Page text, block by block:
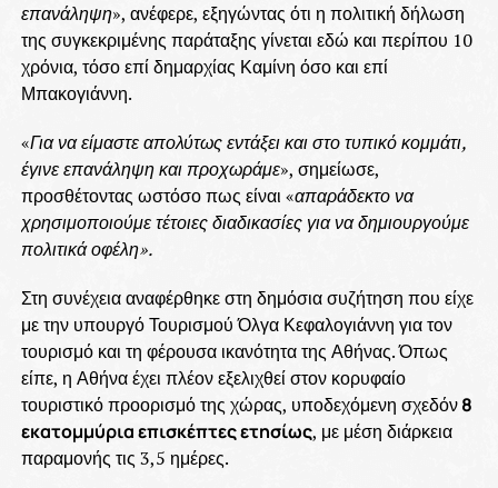
επανάληψη», ανέφερε, εξηγώντας ότι η πολιτική δήλωση
της συγκεκριμένης παράταξης γίνεται εδώ και περίπου 10
χρόνια, τόσο επί δημαρχίας Καμίνη όσο και επί
Μπακογιάννη.
«Για να είμαστε απολύτως εντάξει και στο τυπικό κομμάτι,
έγινε επανάληψη και προχωράμε», σημείωσε,
προσθέτοντας ωστόσο πως είναι «απαράδεκτο να
χρησιμοποιούμε τέτοιες διαδικασίες για να δημιουργούμε
πολιτικά οφέλη».
Στη συνέχεια αναφέρθηκε στη δημόσια συζήτηση που είχε
με την υπουργό Τουρισμού Όλγα Κεφαλογιάννη για τον
τουρισμό και τη φέρουσα ικανότητα της Αθήνας. Όπως
είπε, η Αθήνα έχει πλέον εξελιχθεί στον κορυφαίο
τουριστικό προορισμό της χώρας, υποδεχόμενη σχεδόν8
εκατομμύρια επισκέπτες ετησίως, με μέση διάρκεια
παραμονής τις 3,5 ημέρες.